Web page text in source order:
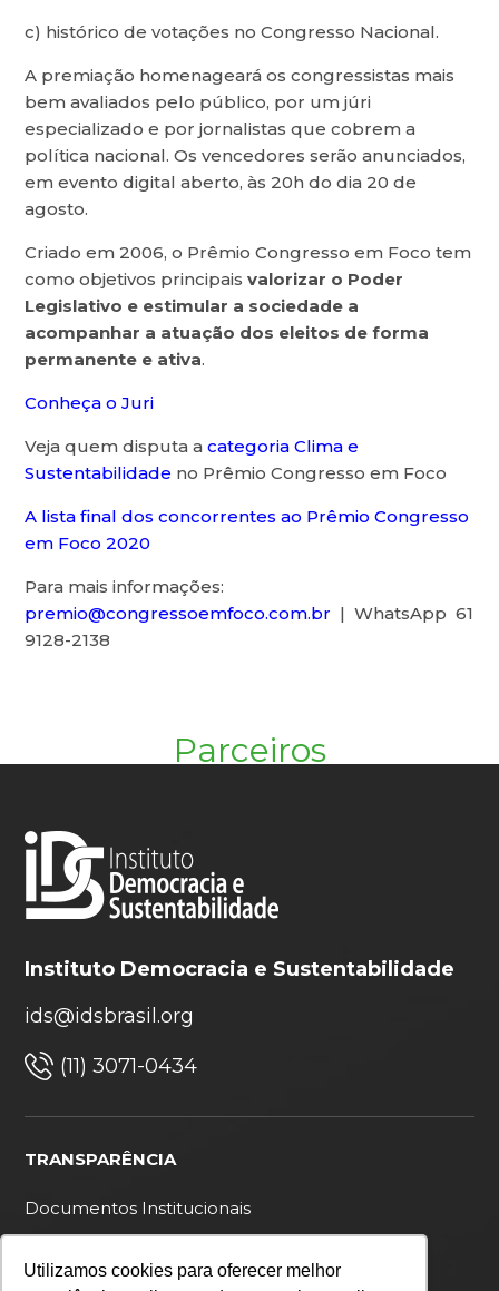
Utilizamos cookies para oferecer melhor
c) histórico de votações no Congresso Nacional.
A premiação homenageará os congressistas mais
bem avaliados pelo público, por um júri
especializado e por jornalistas que cobrem a
política nacional. Os vencedores serão anunciados,
em evento digital aberto, às 20h do dia 20 de
agosto.
Criado em 2006, o Prêmio Congresso em Foco tem
como objetivos principaisvalorizar o Poder
Legislativo e estimular a sociedade a
acompanhar a atuação dos eleitos de forma
permanente e ativa.
Conheça o Juri
Veja quem disputa acategoria Clima e
Sustentabilidade no Prêmio Congresso em Foco
A lista final dos concorrentes ao Prêmio Congresso
em Foco 2020
Para mais informações:
premio@congressoemfoco.com.br | WhatsApp 61
9128-2138
Parceiros
Instituto Democracia e Sustentabilidade
ids@idsbrasil.org
(11) 3071-0434
TRANSPARÊNCIA
Documentos Institucionais
Política de privacidade